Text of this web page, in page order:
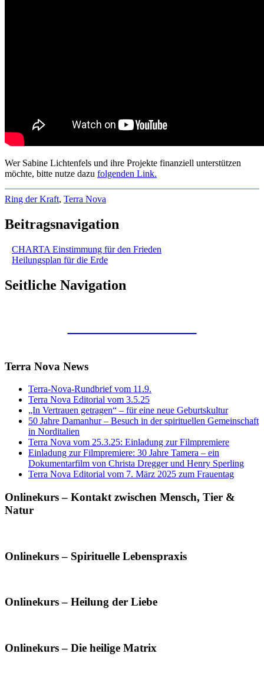
Wer Sabine Lichtenfels und ihre Projekte finanziell unterstützen
möchte, bitte nutze dazu folgenden Link.
Ring der Kraft, Terra Nova
Beitragsnavigation
CHARTA Einstimmung für den Frieden
Heilungsplan für die Erde
Seitliche Navigation
Terra Nova News
Terra-Nova-Rundbrief vom 11.9.
Terra Nova Editorial vom 3.5.25
„In Vertrauen getragen“ – für eine neue Geburtskultur
50 Jahre Damanhur – Besuch in der spirituellen Gemeinschaft
in Norditalien
Terra Nova vom 25.3.25: Einladung zur Filmpremiere
Einladung zur Filmpremiere: 30 Jahre Tamera – ein
Dokumentarfilm von Christa Dregger und Henry Sperling
Terra Nova Editorial vom 7. März 2025 zum Frauentag
Onlinekurs – Kontakt zwischen Mensch, Tier &
Natur
Onlinekurs – Spirituelle Lebenspraxis
Onlinekurs – Heilung der Liebe
Onlinekurs – Die heilige Matrix